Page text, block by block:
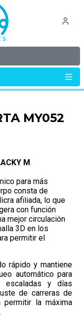
MY052
M
para más
consta de
afiliada, lo que
con función
mejor circulación
3D en los
permitir el
rápido y mantiene
automático para
escaladas y días
de carreras de
permitir la máxima